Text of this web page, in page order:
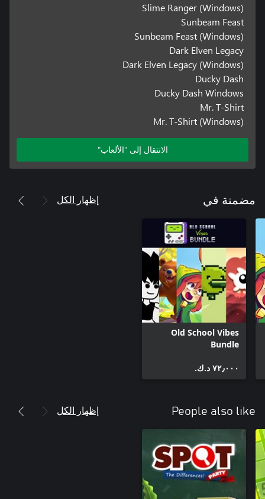
Slime Ranger (Windows)
Sunbeam Feast
Sunbeam Feast (Windows)
Dark Elven Legacy
Dark Elven Legacy (Windows)
Ducky Dash
Ducky Dash Windows
Mr. T-Shirt
Mr. T-Shirt (Windows)
الانتقال إلى "الألعاب"
مضمنة في إظهار الكل
Old School Vibes
Bundle
٧٢٫٠٠٠ د.ك.‏
People also like إظهار الكل